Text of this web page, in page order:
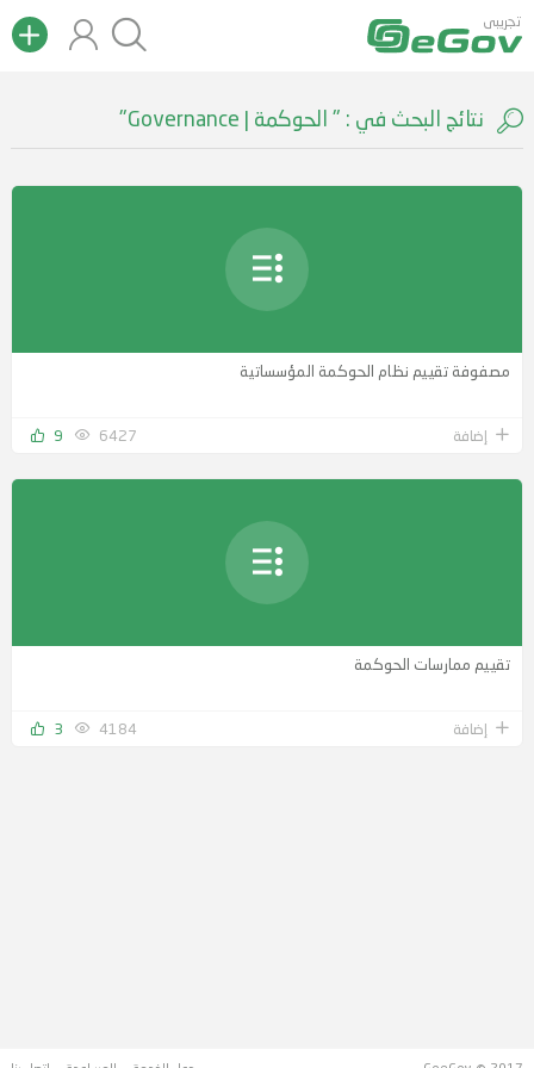
تجريبى
نتائج البحث في : " الحوكمة | Governance"
مصفوفة تقييم نظام الحوكمة المؤسساتية
إضافة 9 6427
تقييم ممارسات الحوكمة
إضافة 3 4184